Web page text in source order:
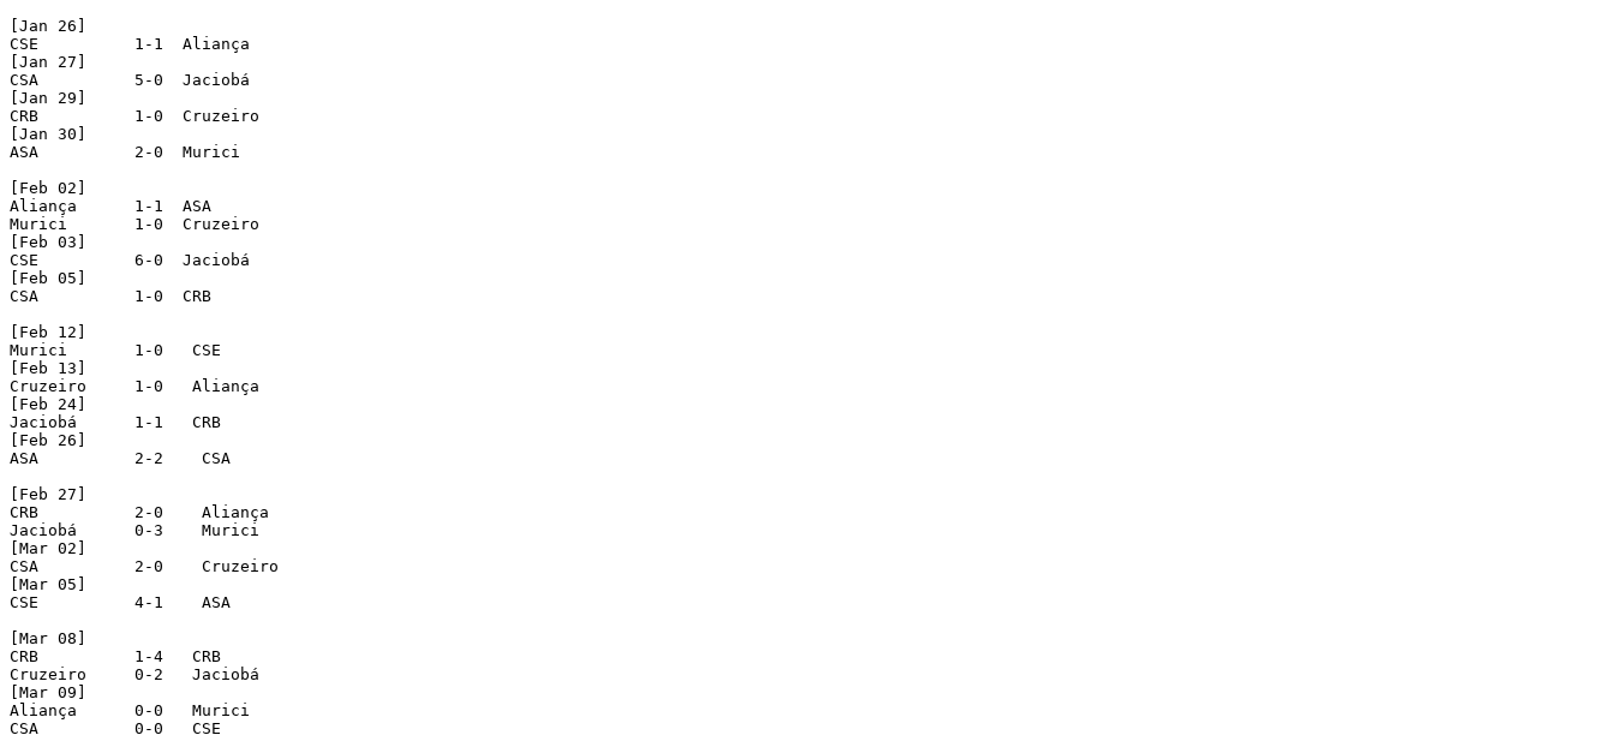
[Jan 26]
CSE          1-1  Aliança
[Jan 27]
CSA          5-0  Jaciobá
[Jan 29]
CRB          1-0  Cruzeiro
[Jan 30]
ASA          2-0  Murici
[Feb 02]
Aliança      1-1  ASA
Murici       1-0  Cruzeiro
[Feb 03]
CSE          6-0  Jaciobá
[Feb 05]
CSA          1-0  CRB
[Feb 12]
Murici       1-0   CSE
[Feb 13]
Cruzeiro     1-0   Aliança
[Feb 24]
Jaciobá      1-1   CRB
[Feb 26]
ASA          2-2    CSA
[Feb 27]
CRB          2-0    Aliança
Jaciobá      0-3    Murici
[Mar 02]
CSA          2-0    Cruzeiro
[Mar 05]
CSE          4-1    ASA
[Mar 08]
CRB          1-4   CRB
Cruzeiro     0-2   Jaciobá
[Mar 09]
Aliança      0-0   Murici
CSA          0-0   CSE